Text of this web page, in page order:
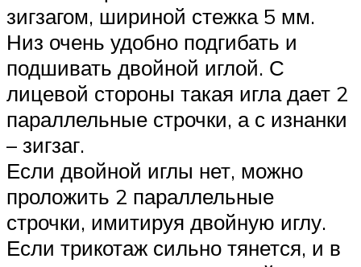
зигзагом, шириной стежка 5 мм.
Низ очень удобно подгибать и
подшивать двойной иглой. С
лицевой стороны такая игла дает 2
параллельные строчки, а с изнанки
– зигзаг.
Если двойной иглы нет, можно
проложить 2 параллельные
строчки, имитируя двойную иглу.
Если трикотаж сильно тянется, и в